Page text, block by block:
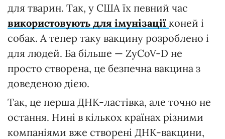
для тварин. Так, у США їх певний час
використовують для імунізації коней і
собак. А тепер таку вакцину розроблено і
для людей. Ба більше — ZyCoV-D не
просто створена, це безпечна вакцина з
доведеною дією.
Так, це перша ДНК-ластівка, але точно не
остання. Нині в кількох країнах різними
компаніями вже створені ДНК-вакцини,